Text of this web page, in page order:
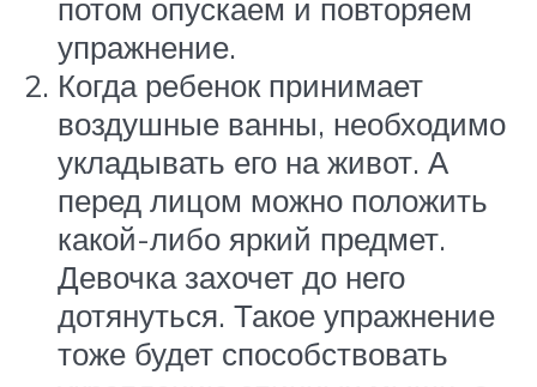
потом опускаем и повторяем
упражнение.
Когда ребенок принимает
воздушные ванны, необходимо
укладывать его на живот. А
перед лицом можно положить
какой-либо яркий предмет.
Девочка захочет до него
дотянуться. Такое упражнение
тоже будет способствовать